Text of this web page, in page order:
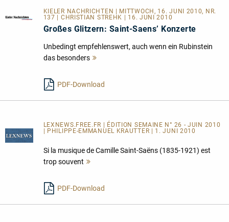
KIELER NACHRICHTEN | MITTWOCH, 16. JUNI 2010, NR.
137 | CHRISTIAN STREHK | 16. JUNI 2010
Großes Glitzern: Saint-Saens’ Konzerte
Unbedingt empfehlenswert, auch wenn ein Rubinstein
das besonders
PDF-Download
LEXNEWS.FREE.FR | ÉDITION SEMAINE N° 26 - JUIN 2010
| PHILIPPE-EMMANUEL KRAUTTER | 1. JUNI 2010
Si la musique de Camille Saint-Saëns (1835-1921) est
trop souvent
PDF-Download